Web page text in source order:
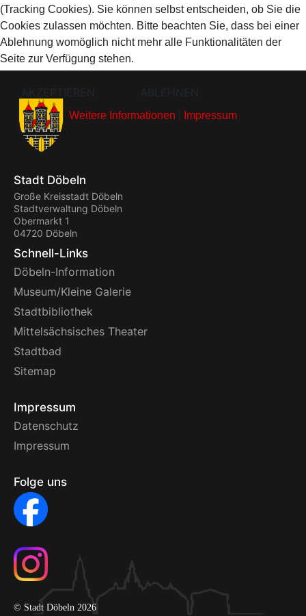
Stadt Döbeln
Große Kreisstadt Döbeln
Stadtverwaltung Döbeln
Obermarkt 1
04720 Döbeln
Schnell-Links
Döbeln-Information
Museum/Kleine Galerie
Stadtbibliothek
Mittelsächsisches Theater
Stadtbad
Sitemap
Impressum
Datenschutz
Impressum
Folge uns
© Stadt Döbeln 2026
(Tracking Cookies). Sie können selbst entscheiden, ob Sie die
Cookies zulassen möchten. Bitte beachten Sie, dass bei einer
Ablehnung womöglich nicht mehr alle Funktionalitäten der
Seite zur Verfügung stehen.
Weitere Informationen Impressum